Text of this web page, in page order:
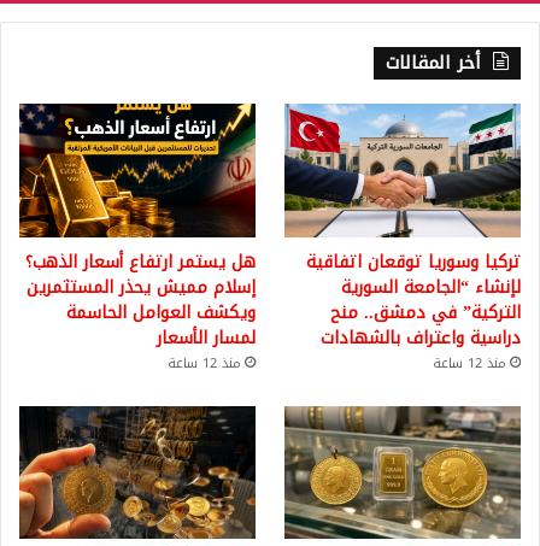
أخر المقالات
تركيا وسوريا توقعان اتفاقية
لإنشاء “الجامعة السورية
التركية” في دمشق.. منح
دراسية واعتراف بالشهادات
منذ 12 ساعة
هل يستمر ارتفاع أسعار الذهب؟
إسلام مميش يحذر المستثمرين
ويكشف العوامل الحاسمة
لمسار الأسعار
منذ 12 ساعة